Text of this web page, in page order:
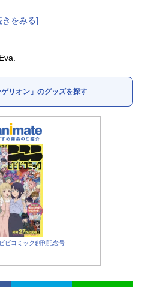
ゲリオン」のグッズを探す
ビコミック創刊記念号